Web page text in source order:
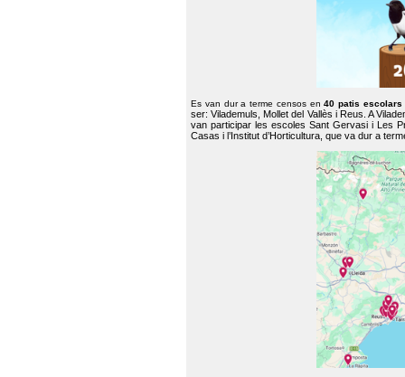
Es van dur a terme censos en40 patis escolars
ser: Vilademuls, Mollet del Vallès i Reus. A
van participar les escoles Sant Gervasi i Les
Casas i l’Institut d’Horticultura, que va dur a